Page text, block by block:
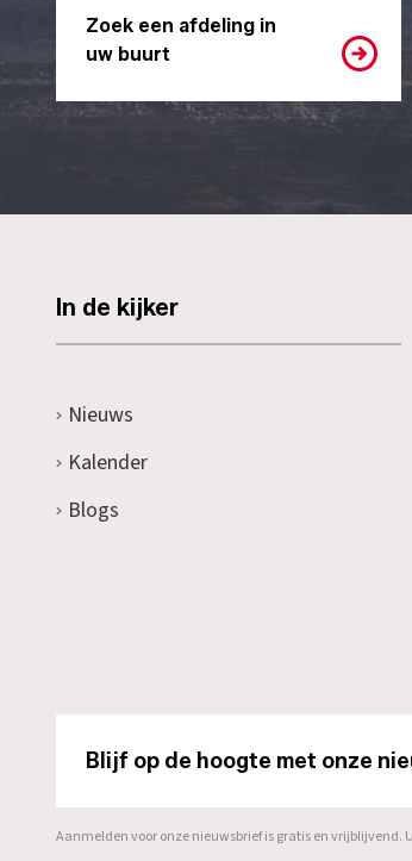
Zoek een afdeling in
uw buurt
In de kijker
Nieuws
Kalender
Blogs
Blijf op de hoogte met onze
Aanmelden voor onze nieuwsbrief is gratis en vrijblijvend.